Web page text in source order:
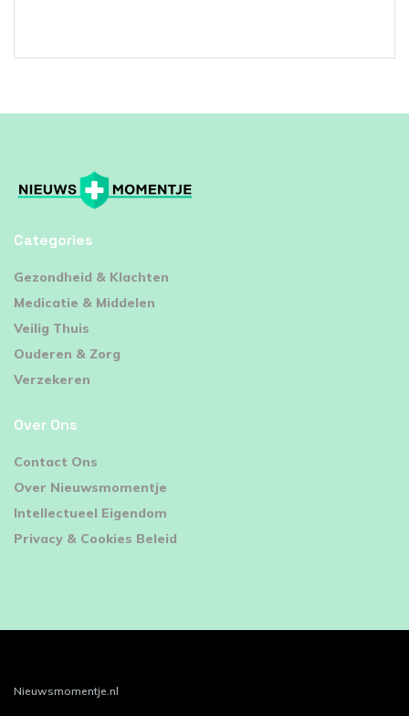
Categories
⁠Gezondheid & Klachten
Medicatie & Middelen
Veilig Thuis
Ouderen & Zorg
Verzekeren
Over Ons
Contact Ons
Over Nieuwsmomentje
Intellectueel Eigendom
Privacy & Cookies Beleid
Nieuwsmomentje.nl